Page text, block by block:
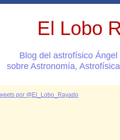
El Lobo
Blog del astrofísico
sobre Astronomía,
por @El_Lobo_Rayado